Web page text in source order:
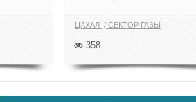
ЦАХАЛ СЕКТОР ГАЗЫ
358